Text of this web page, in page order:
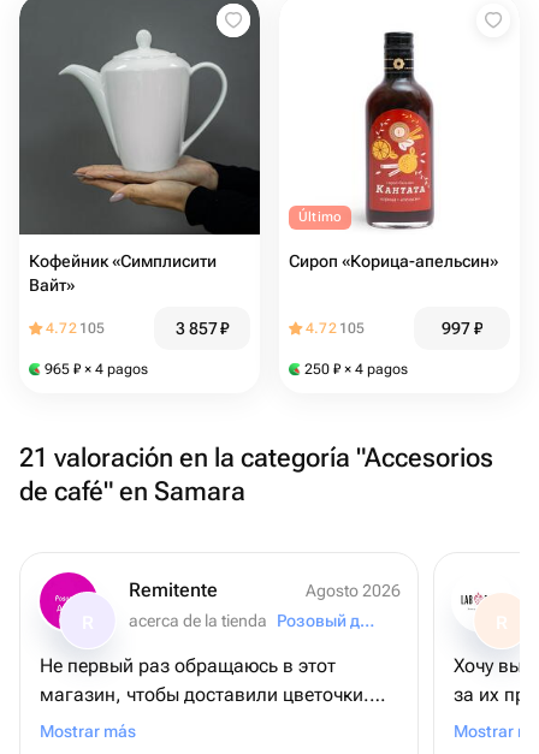
Кофейник «Симплисити
Вайт»
4.72 105 3 857₽
965 ₽ × 4 pagos
Último
Сироп «Корица-апельсин»
4.72 105 997₽
250 ₽ × 4 pagos
21 valoración en la categoría "Accesorios
de café" en Samara
Remitente
Agosto 2026
acerca de la tienda
Розовый домик
Не первый раз обращаюсь в этот
магазин, чтобы доставили цветочки.
Цены приемлемые и цветы всегда
Mostrar más
R
Хочу выразить
за их
Mostrar